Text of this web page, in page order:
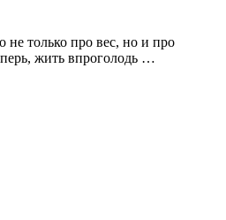
не только про вес, но и про
жить впроголодь …